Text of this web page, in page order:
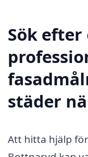
Sök efter
städer
Att hitta hjälp